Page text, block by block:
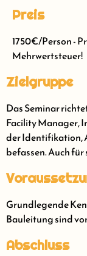
Preis
1750€/Person -
Mehrwertsteuer!
Zielgruppe
Das Seminar
Facility Manager,
der Identifikation,
befassen. Auch
Grundlegende
Bauleitung sind
Abschluss